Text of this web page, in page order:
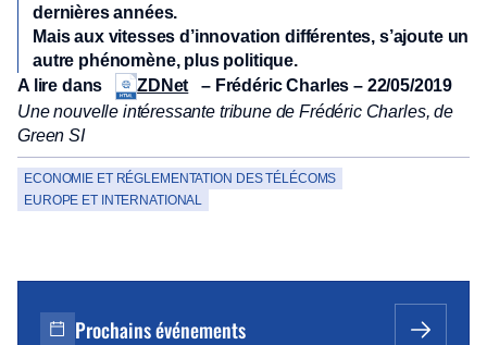
dernières années.
Mais aux vitesses d’innovation différentes, s’ajoute un
autre phénomène, plus politique.
A lire dans
ZDNet
– Frédéric Charles – 22/05/2019
Une nouvelle intéressante tribune de Frédéric Charles, de
Green SI
ECONOMIE ET RÉGLEMENTATION DES TÉLÉCOMS
EUROPE ET INTERNATIONAL
Prochains événements